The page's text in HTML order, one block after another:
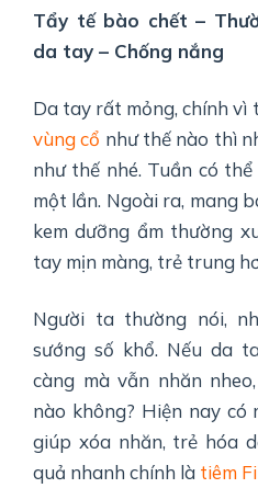
Tẩy tế bào chết –
da tay – Chống nắng
Da tay rất mỏng, chính vì
vùng cổ như thế nào thì
như thế nhé. Tuần có
một lần. Ngoài ra, mang
kem dưỡng ẩm thường
tay mịn màng, trẻ trung
Người ta thường nói,
sướng số khổ. Nếu da
càng mà vẫn nhăn
nào không? Hiện nay
giúp xóa nhăn, trẻ hóa
quả nhanh chính là tiêm